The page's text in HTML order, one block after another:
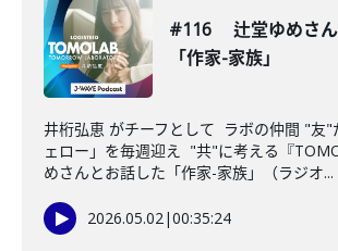
#116 辻堂ゆめさん
「作家-家族」
井桁弘恵 がチーフとして ラボの仲間 "友"
ェロー」を毎週迎え "共"に考える『
めさんとお話した「作家-家族」（ラジオ...
2026.05.02|00:35:24